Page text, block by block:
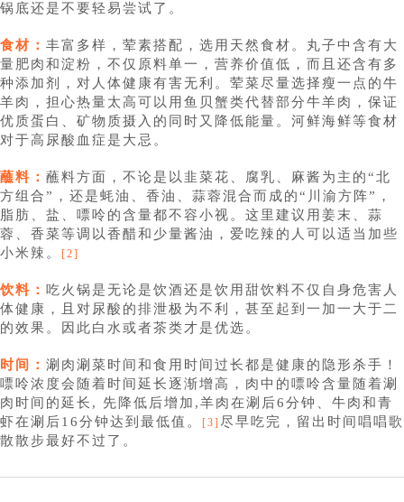
锅底还是不要轻易尝试了。
食材： 丰富多样，荤素搭配，选用天然食材。丸子中含有大
量肥肉和淀粉，不仅原料单一，营养价值低，而且还含有多
种添加剂，对人体健康有害无利。荤菜尽量选择瘦一点的牛
羊肉，担心热量太高可以用鱼贝蟹类代替部分牛羊肉，保证
优质蛋白、矿物质摄入的同时又降低能量。河鲜海鲜等食材
对于高尿酸血症是大忌。
蘸料： 蘸料方面，不论是以韭菜花、腐乳、麻酱为主的“北
方组合”，还是蚝油、香油、蒜蓉混合而成的“川渝方阵”，
脂肪、盐、嘌呤的含量都不容小视。这里建议用姜末、蒜
蓉、香菜等调以香醋和少量酱油，爱吃辣的人可以适当加些
小米辣。
[2]
饮料： 吃火锅是无论是饮酒还是饮用甜饮料不仅自身危害人
体健康，且对尿酸的排泄极为不利，甚至起到一加一大于二
的效果。因此白水或者茶类才是优选。
时间： 涮肉涮菜时间和食用时间过长都是健康的隐形杀手！
嘌呤浓度会随着时间延长逐渐增高，肉中的嘌呤含量随着涮
肉时间的延长, 先降低后增加,羊肉在涮后6分钟、牛肉和青
虾在涮后16分钟达到最低值。
[3] 尽早吃完，留出时间唱唱歌
散散步最好不过了。